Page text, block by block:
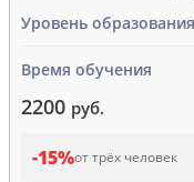
Уровень образования
Время обучения
2200 руб.
-15%от трёх человек